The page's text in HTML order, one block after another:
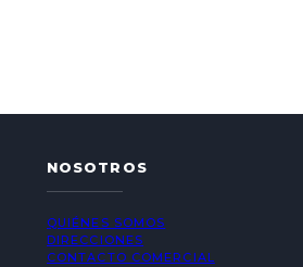
NOSOTROS
QUIÉNES SOMOS
DIRECCIONES
CONTACTO COMERCIAL